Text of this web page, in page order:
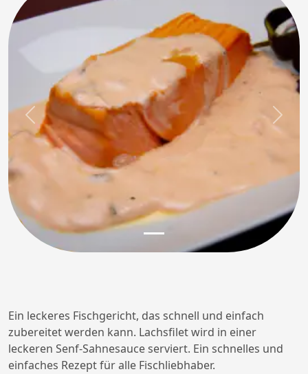
Previous Next
Ein leckeres Fischgericht, das schnell und einfach
zubereitet werden kann. Lachsfilet wird in einer
leckeren Senf-Sahnesauce serviert. Ein schnelles und
einfaches Rezept für alle Fischliebhaber.